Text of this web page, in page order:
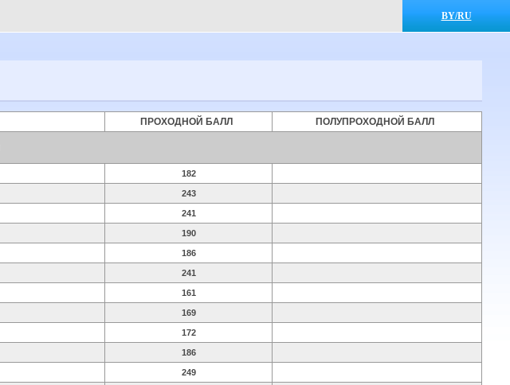
BY/RU
ПРОХОДНОЙ БАЛЛ ПОЛУПРОХОДНОЙ БАЛЛ
182
243
241
190
186
241
161
169
172
186
249